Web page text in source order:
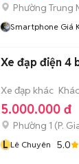
Phường Trung
Smartphone Giá
Xe đạp điện 4
Xe đạp khác Khác
5.000.000 đ
Phường 1 (P.
L Lê Chuyên 5.0